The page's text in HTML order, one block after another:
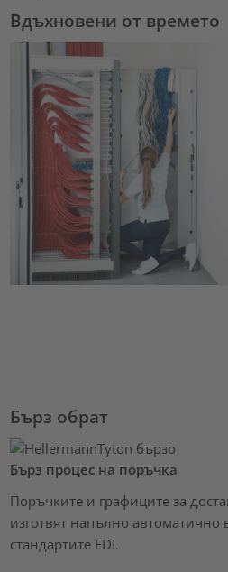
Вдъхновени от времето
Бърз обрат
Бърз процес на поръчка
Поръчките и графиците за
изготвят напълно автоматично
стандартите EDI.